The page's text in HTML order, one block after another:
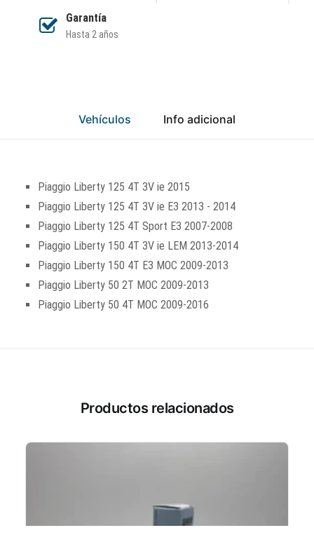
Garantía
Hasta 2 años
Vehículos Info adicional
Piaggio Liberty 125 4T 3V ie 2015
Piaggio Liberty 125 4T 3V ie E3 2013 - 2014
Piaggio Liberty 125 4T Sport E3 2007-2008
Piaggio Liberty 150 4T 3V ie LEM 2013-2014
Piaggio Liberty 150 4T E3 MOC 2009-2013
Piaggio Liberty 50 2T MOC 2009-2013
Piaggio Liberty 50 4T MOC 2009-2016
Productos relacionados